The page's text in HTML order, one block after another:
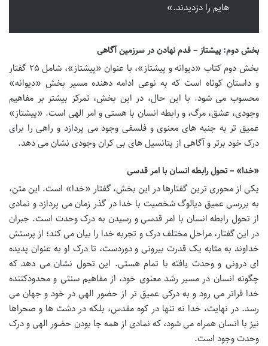
هایم را دزدیدند.»
بخش دوم: پیشتاز – قدم نهادن در سرزمین آگاهی
بخش دوم کتاب «دیوانه و پیشتاز»، با عنوان «پیشتاز»، شامل ۲۵ گفتار
و داستان کوتاه است که به نوعی ادامه دهنده مسیر بخش «دیوانه»
محسوب می شود. با این حال، در این بخش، تمرکز بیشتر بر مفاهیم
وجودی، عشق، مرگ، و رابطه انسان با هستی و امر الهی است. «پیشتاز»
عمیق تر به جنبه های معنوی و فلسفی وجود می پردازد و راهی را برای
درک خود برتر و آگاهی از پتانسیل های بی کران وجودی نشان می دهد.
«خدا» – تحول رابطه انسان با امر قدسی
یکی از محوری ترین گفتارها در این بخش، گفتار «خدا» است. این متن،
به بررسی عمیق دیالوگ شخصیت با خدا در گذر زمان می پردازد و نمادی
از تحول رابطه انسان با امر قدسی و رسیدن به درک وحدت است. جبران
در این گفتار، مراحل مختلف درک و تجربه خدا را بیان می کند؛ از پرستش
خداوند به مثابه یک قدرت بیرونی و دوردست، تا درک او به عنوان پدیده
ای درونی و وحدت یافته با تمام هستی. این تحول نشان می دهد که
چگونه انسان در مسیر رشد معنوی خود، از مفاهیم سنتی و محدودکننده
خدا فراتر می رود و به درکی عمیق تر از حضور الهی در خود و جهان می
رسد. در نهایت، خدا نه تنها در کوه مقدس، بلکه در دشت ها و صحراها
نیز با انسان همراه می شود، که نمادی از همه جا بودن حضور الهی و درک
وحدت وجود است.